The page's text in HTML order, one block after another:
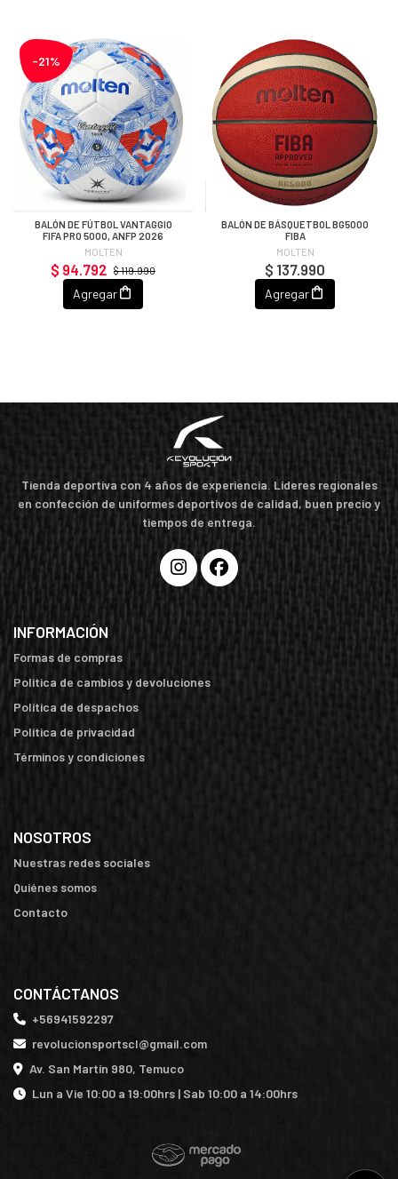
-21%
BALÓN DE FÚTBOL VANTAGGIO
FIFA PRO 5000, ANFP 2026
MOLTEN
$ 119.990
$ 94.792
Agregar
BALÓN DE BÁSQUETBOL BG5000
FIBA
MOLTEN
$ 137.990
Agregar
Tienda deportiva con 4 años de experiencia. Líderes regionales
en confección de uniformes deportivos de calidad, buen precio y
tiempos de entrega.
INFORMACIÓN
Formas de compras
Política de cambios y devoluciones
Política de despachos
Política de privacidad
Términos y condiciones
NOSOTROS
Nuestras redes sociales
Quiénes somos
Contacto
CONTÁCTANOS
+56941592297
revolucionsportscl@gmail.com
Av. San Martín 980, Temuco
Lun a Vie 10:00 a 19:00hrs | Sab 10:00 a 14:00hrs